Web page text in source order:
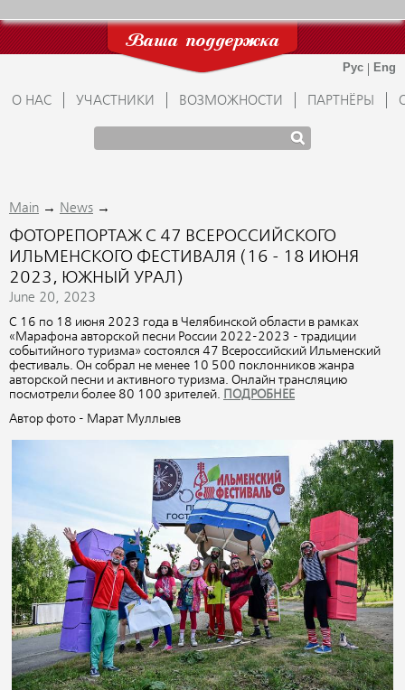
Ваша поддержка
О НАС УЧАСТНИКИ ВОЗМОЖНОСТИ ПАРТНЁРЫ
Main → News →
ФОТОРЕПОРТАЖ С 47 ВСЕРОССИЙСКОГО
ИЛЬМЕНСКОГО ФЕСТИВАЛЯ (16 - 18 ИЮНЯ
2023, ЮЖНЫЙ УРАЛ)
June 20, 2023
С 16 по 18 июня 2023 года в Челябинской области в рамках
«Марафона авторской песни России 2022-2023 - традиции
событийного туризма» состоялся 47 Всероссийский Ильменский
фестиваль. Он собрал не менее 10 500 поклонников жанра
авторской песни и активного туризма. Онлайн трансляцию
посмотрели более 80 100 зрителей.
ПОДРОБНЕЕ
Автор фото - Марат Муллыев